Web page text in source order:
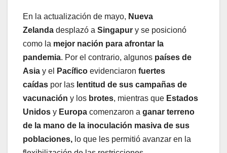
En la actualización de mayo, Nueva
Zelanda desplazó a Singapur y se posicionó
como la mejor nación para afrontar la
pandemia. Por el contrario, algunos países de
Asia y el Pacífico evidenciaron fuertes
caídas por las lentitud de sus campañas de
vacunación y los brotes, mientras que Estados
Unidos y Europa comenzaron a ganar terreno
de la mano de la inoculación masiva de sus
poblaciones, lo que les permitió avanzar en la